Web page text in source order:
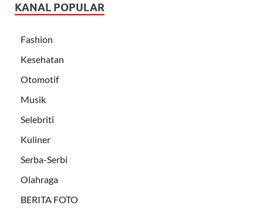
KANAL POPULAR
Fashion
Kesehatan
Otomotif
Musik
Selebriti
Kuliner
Serba-Serbi
Olahraga
BERITA FOTO